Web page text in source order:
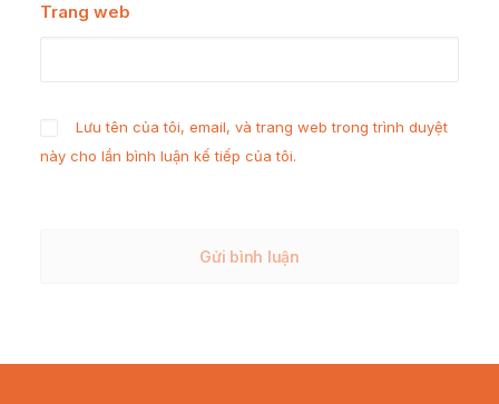
Trang web
Lưu tên của tôi, email, và trang web trong trình duyệt
này cho lần bình luận kế tiếp của tôi.